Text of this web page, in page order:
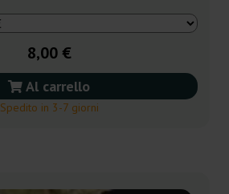
8,00 €
Al carrello
Spedito in 3-7 giorni